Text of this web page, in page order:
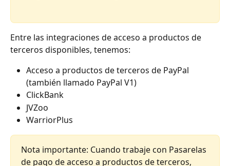
Entre las integraciones de acceso a productos de
terceros disponibles, tenemos:
Acceso a productos de terceros de PayPal
(también llamado PayPal V1)
ClickBank
JVZoo
WarriorPlus
Nota importante: Cuando trabaje con Pasarelas
de pago de acceso a productos de terceros,